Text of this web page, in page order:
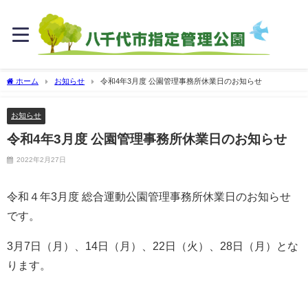
ホーム お知らせ 令和4年3月度 公園管理事務所休業日のお知らせ
お知らせ
令和4年3月度 公園管理事務所休業日のお知らせ
2022年2月27日
令和４年3月度 総合運動公園管理事務所休業日のお知らせ
です。
3月7日（月）、14日（月）、22日（火）、28日（月）とな
ります。